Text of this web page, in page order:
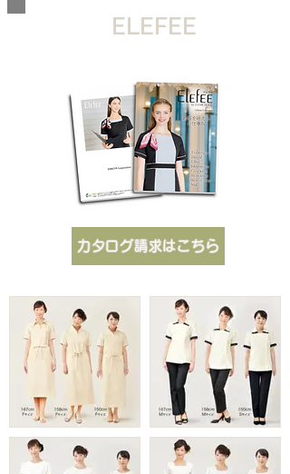
ELEFEE
カタログ請求はこちら